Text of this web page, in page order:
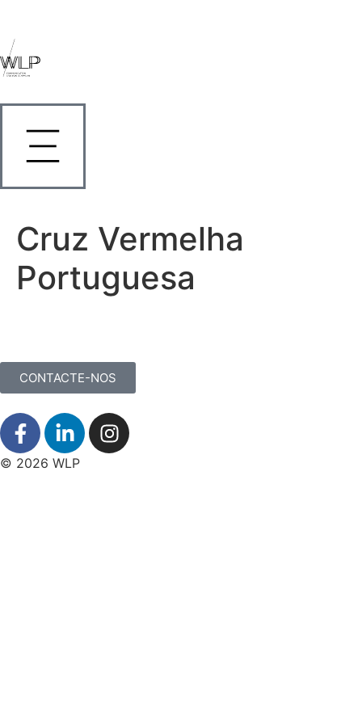
Cruz Vermelha
Portuguesa
CONTACTE-NOS
© 2026 WLP